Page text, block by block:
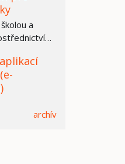
a
archív